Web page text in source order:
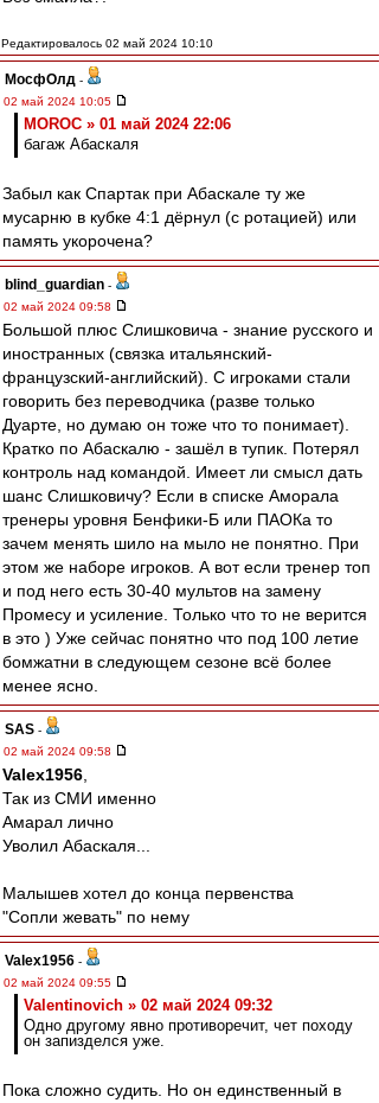
Редактировалось 02 май 2024 10:10
МосфОлд -
02 май 2024 10:05
MOROC » 01 май 2024 22:06
багаж Абаскаля
Забыл как Спартак при Абаскале ту же
мусарню в кубке 4:1 дёрнул (с ротацией) или
память укорочена?
blind_guardian -
02 май 2024 09:58
Большой плюс Слишковича - знание русского и
иностранных (связка итальянский-
французский-английский). С игроками стали
говорить без переводчика (разве только
Дуарте, но думаю он тоже что то понимает).
Кратко по Абаскалю - зашёл в тупик. Потерял
контроль над командой. Имеет ли смысл дать
шанс Слишковичу? Если в списке Аморала
тренеры уровня Бенфики-Б или ПАОКа то
зачем менять шило на мыло не понятно. При
этом же наборе игроков. А вот если тренер топ
и под него есть 30-40 мультов на замену
Промесу и усиление. Только что то не верится
в это ) Уже сейчас понятно что под 100 летие
бомжатни в следующем сезоне всё более
менее ясно.
SAS -
02 май 2024 09:58
Valex1956
Так из СМИ именно
Амарал лично
Уволил Абаскаля...
Малышев хотел до конца первенства
"Сопли жевать" по нему
Valex1956 -
02 май 2024 09:55
Valentinovich » 02 май 2024 09:32
Одно другому явно противоречит, чет походу
он запизделся уже.
Пока сложно судить. Но он единственный в